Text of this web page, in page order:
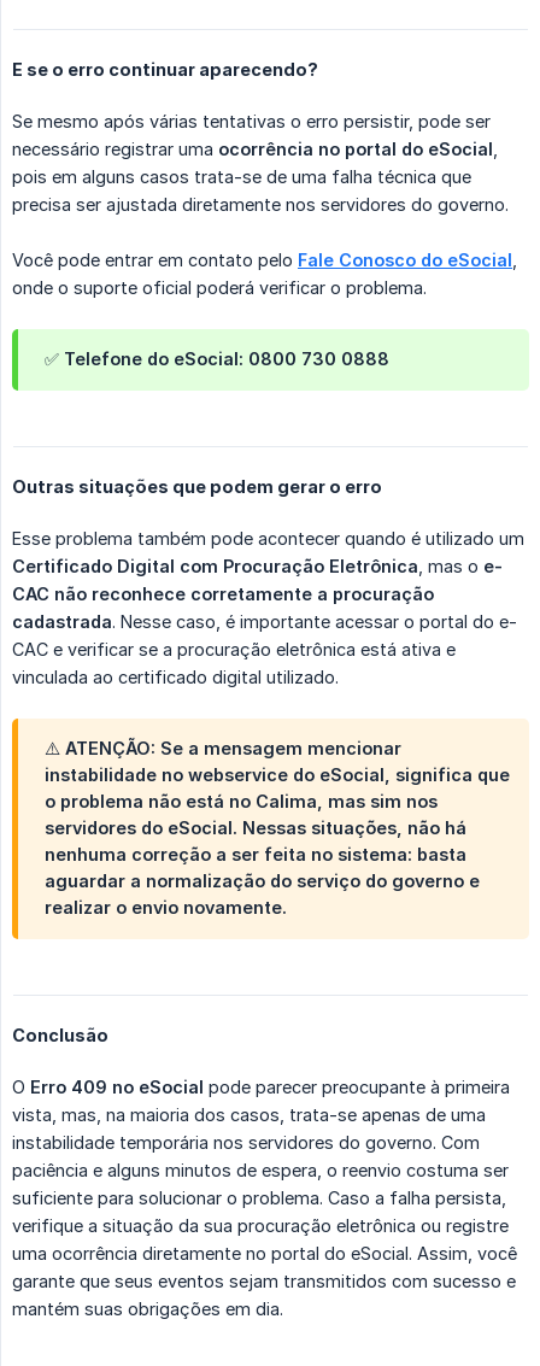
E se o erro continuar aparecendo?
Se mesmo após várias tentativas o erro persistir, pode ser
necessário registrar uma ocorrência no portal do eSocial
pois em alguns casos trata-se de uma falha técnica que
precisa ser ajustada diretamente nos servidores do governo.
Você pode entrar em contato pelo Fale Conosco do eSocial
onde o suporte oficial poderá verificar o problema.
✅ Telefone do eSocial: 0800 730 0888
Outras situações que podem gerar o erro
Esse problema também pode acontecer quando é utilizado um
Certificado Digital com Procuração Eletrônica , mas o e-
CAC não reconhece corretamente a procuração
cadastrada. Nesse caso, é importante acessar o portal do e-
CAC e verificar se a procuração eletrônica está ativa e
vinculada ao certificado digital utilizado.
⚠️ ATENÇÃO: Se a mensagem mencionar
instabilidade no webservice do eSocial , significa que
o problema não está no Calima , mas sim nos
servidores do eSocial. Nessas situações, não há
nenhuma correção a ser feita no sistema: basta
aguardar a normalização do serviço do governo e
realizar o envio novamente.
Conclusão
O Erro 409 no eSocial pode parecer preocupante à primeira
vista, mas, na maioria dos casos, trata-se apenas de uma
instabilidade temporária nos servidores do governo. Com
paciência e alguns minutos de espera, o reenvio costuma ser
suficiente para solucionar o problema. Caso a falha persista,
verifique a situação da sua procuração eletrônica ou registre
uma ocorrência diretamente no portal do eSocial. Assim, você
garante que seus eventos sejam transmitidos com sucesso e
mantém suas obrigações em dia.